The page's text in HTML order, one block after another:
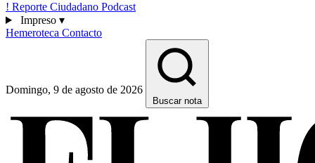
! Reporte Ciudadano Podcast
Impreso ▾
Hemeroteca Contacto
Domingo, 9 de agosto de 2026
Buscar nota